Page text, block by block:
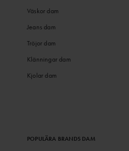
Väskor dam
Jeans dam
Tröjor dam
Klänningar dam
Kjolar dam
POPULÄRA BRANDS DAM